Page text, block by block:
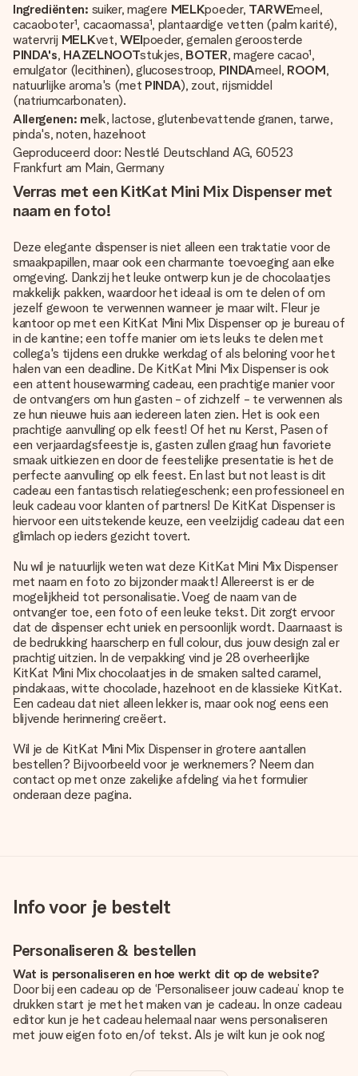
Ingrediënten: suiker, magere MELKpoeder, TARWEmeel,
cacaoboter¹, cacaomassa¹, plantaardige vetten (palm karité),
watervrij MELKvet, WEIpoeder, gemalen geroosterde
PINDA's, HAZELNOOTstukjes, BOTER, magere cacao¹,
emulgator (lecithinen), glucosestroop, PINDAmeel, ROOM,
natuurlijke aroma's (met PINDA), zout, rijsmiddel
(natriumcarbonaten).
Allergenen: melk, lactose, glutenbevattende granen, tarwe,
pinda's, noten, hazelnoot
Geproduceerd door: Nestlé Deutschland AG, 60523
Frankfurt am Main, Germany
Verras met een KitKat Mini Mix Dispenser met
naam en foto!
Deze elegante dispenser is niet alleen een traktatie voor de
smaakpapillen, maar ook een charmante toevoeging aan elke
omgeving. Dankzij het leuke ontwerp kun je de chocolaatjes
makkelijk pakken, waardoor het ideaal is om te delen of om
jezelf gewoon te verwennen wanneer je maar wilt. Fleur je
kantoor op met een KitKat Mini Mix Dispenser op je bureau of
in de kantine; een toffe manier om iets leuks te delen met
collega's tijdens een drukke werkdag of als beloning voor het
halen van een deadline. De KitKat Mini Mix Dispenser is ook
een attent housewarming cadeau, een prachtige manier voor
de ontvangers om hun gasten - of zichzelf - te verwennen als
ze hun nieuwe huis aan iedereen laten zien. Het is ook een
prachtige aanvulling op elk feest! Of het nu Kerst, Pasen of
een verjaardagsfeestje is, gasten zullen graag hun favoriete
smaak uitkiezen en door de feestelijke presentatie is het de
perfecte aanvulling op elk feest. En last but not least is dit
cadeau een fantastisch relatiegeschenk; een professioneel en
leuk cadeau voor klanten of partners! De KitKat Dispenser is
hiervoor een uitstekende keuze, een veelzijdig cadeau dat een
glimlach op ieders gezicht tovert.
Nu wil je natuurlijk weten wat deze KitKat Mini Mix Dispenser
met naam en foto zo bijzonder maakt! Allereerst is er de
mogelijkheid tot personalisatie. Voeg de naam van de
ontvanger toe, een foto of een leuke tekst. Dit zorgt ervoor
dat de dispenser echt uniek en persoonlijk wordt. Daarnaast is
de bedrukking haarscherp en full colour, dus jouw design zal er
prachtig uitzien. In de verpakking vind je 28 overheerlijke
KitKat Mini Mix chocolaatjes in de smaken salted caramel,
pindakaas, witte chocolade, hazelnoot en de klassieke KitKat.
Een cadeau dat niet alleen lekker is, maar ook nog eens een
blijvende herinnering creëert.
Wil je de KitKat Mini Mix Dispenser in grotere aantallen
bestellen? Bijvoorbeeld voor je werknemers? Neem dan
contact op met onze zakelijke afdeling via het formulier
onderaan deze pagina.
Info voor je bestelt
Personaliseren & bestellen
Wat is personaliseren en hoe werkt dit op de website?
Door bij een cadeau op de ‘Personaliseer jouw cadeau’ knop te
drukken start je met het maken van je cadeau. In onze cadeau
editor kun je het cadeau helemaal naar wens personaliseren
met jouw eigen foto en/of tekst. Als je wilt kun je ook nog